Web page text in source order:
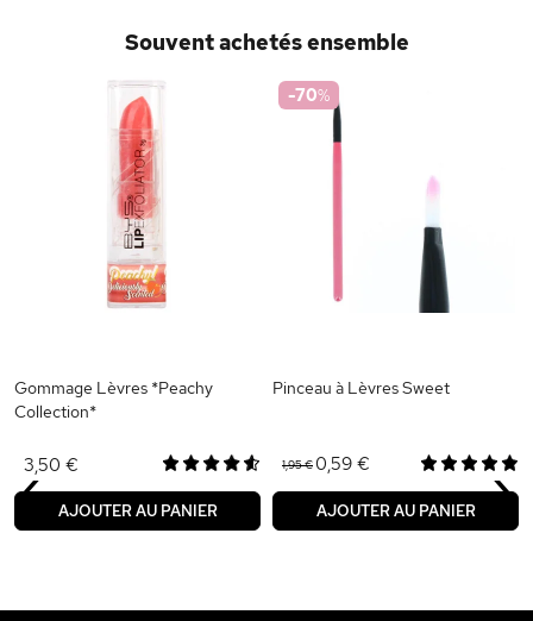
Souvent achetés ensemble
Gommage Lèvres *Peachy
Collection*
3,50 €
AJOUTER AU PANIER
-70%
Pinceau à Lèvres Sweet
1,95 €0,59 €
AJOUTER AU PANIER
‹ ›